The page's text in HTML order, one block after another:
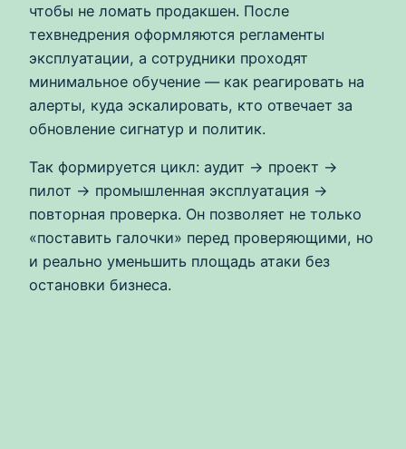
чтобы не ломать продакшен. После
техвнедрения оформляются регламенты
эксплуатации, а сотрудники проходят
минимальное обучение — как реагировать на
алерты, куда эскалировать, кто отвечает за
обновление сигнатур и политик.
Так формируется цикл: аудит → проект →
пилот → промышленная эксплуатация →
повторная проверка. Он позволяет не только
«поставить галочки» перед проверяющими, но
и реально уменьшить площадь атаки без
остановки бизнеса.